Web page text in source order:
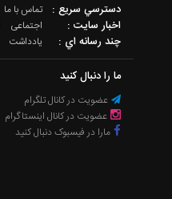
دسترسي سريع : تماس با ما
اخبار سایت : اجتماعی
چند رسانه اي : یادداشت
ما را دنبال کنید
عضویت در کانال تلگرام
عضویت در کانال اینستاگرام
مارا در فیسبوک دنبال کنید